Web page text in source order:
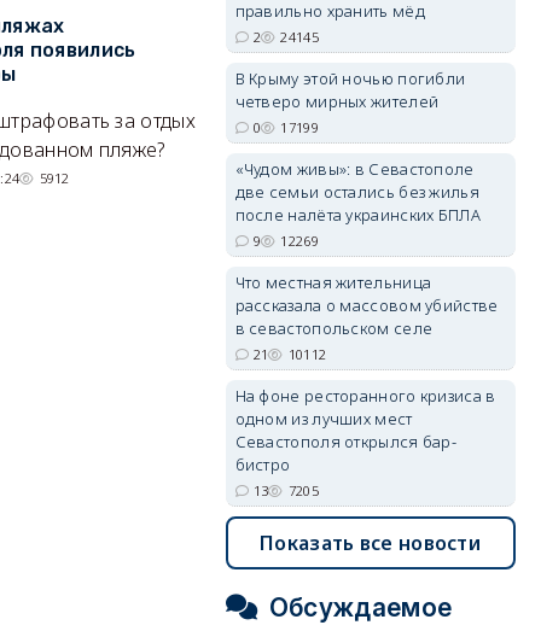
появились
за отдых
пляже?
5912
Двух москвичей на
сапбордах унесло от берега
Крыма на километр в море
Спасатели благополучно
вернули туристов обратно на
сушу.
29/07/2026 17:03
erid: 2SDnjdvhGXG
правильно хранить мёд
2 24145
В Крыму этой ночью погибли
четверо мирных жителей
0 17199
«Чудом живы»: в Севастополе
две семьи остались без жилья
после налёта украинских БПЛА
9 12269
Что местная жительница
рассказала о массовом убийстве
в севастопольском селе
21 10112
На фоне ресторанного кризиса в
одном из лучших мест
Севастополя открылся бар-
бистро
13 7205
Показать все новости
Обсуждаемое